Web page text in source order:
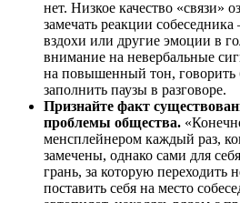
нет. Низкое качество «связи»
замечать реакции
вздохи или другие эмоции в
внимание на невербальные
на повышенный тон, говорить
заполнить паузы в разговоре.
Признайте факт
проблемы общества.
менсплейнером каждый раз,
замечены, однако сами для
грань, за которую переходить
поставить себя на место